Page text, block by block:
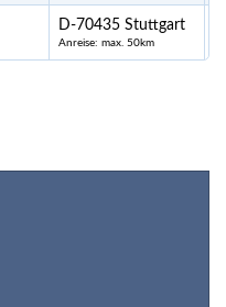
D-70435 Stuttgart
Anreise: max. 50km